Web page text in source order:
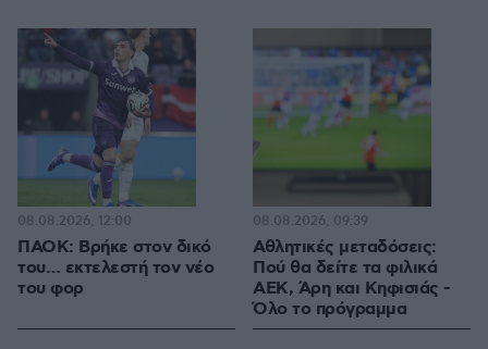
ΠΑΟΚ: Βρήκε στον δικό
του… εκτελεστή τον νέο
του φορ
08.08.2026, 12:00
Αθλητικές μεταδόσεις:
Πού θα δείτε τα φιλικά
ΑΕΚ, Άρη και Κηφισιάς -
Όλο το πρόγραμμα
08.08.2026, 09:39